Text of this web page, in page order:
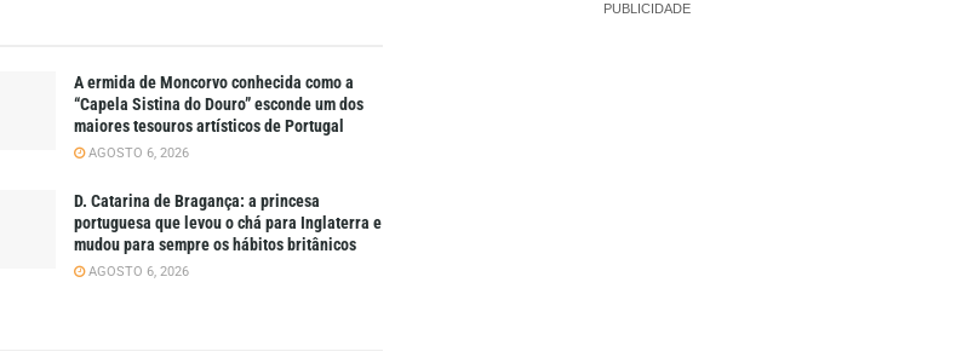
A ermida de Moncorvo conhecida como a
“Capela Sistina do Douro” esconde um dos
maiores tesouros artísticos de Portugal
AGOSTO 6, 2026
D. Catarina de Bragança: a princesa
portuguesa que levou o chá para Inglaterra e
mudou para sempre os hábitos britânicos
AGOSTO 6, 2026
PUBLICIDADE